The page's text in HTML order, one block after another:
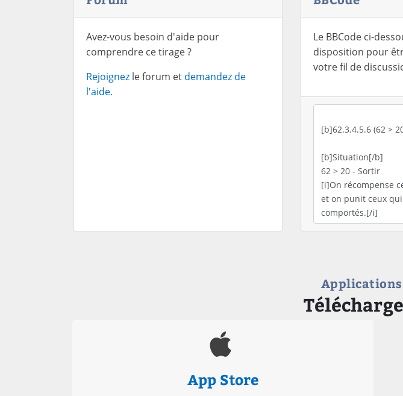
Avez-vous besoin d'aide pour
comprendre ce tirage ?
Rejoignez le forum et demandez de
l'aide.
Le BBCode ci-
disposition pour
votre fil de
App Store